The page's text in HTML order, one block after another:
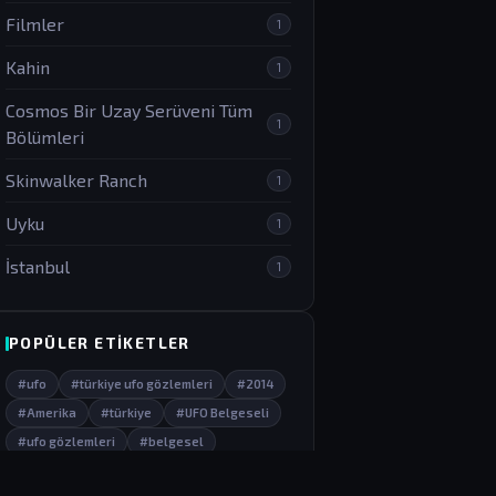
Filmler 1
Kahin 1
Cosmos Bir Uzay Serüveni Tüm
Bölümleri
1
Skinwalker Ranch 1
Uyku 1
İstanbul 1
POPÜLER ETIKETLER
#ufo #türkiye ufo gözlemleri
#2014
#Amerika
#türkiye
#UFO Belgeseli
#ufo gözlemleri
#belgesel